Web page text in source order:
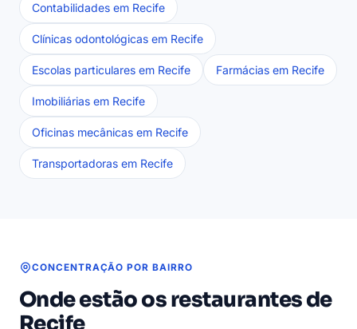
Contabilidades em Recife
Clínicas odontológicas em Recife
Escolas particulares em Recife Farmácias em Recife
Imobiliárias em Recife
Oficinas mecânicas em Recife
Transportadoras em Recife
CONCENTRAÇÃO POR BAIRRO
Onde estão os restaurantes de